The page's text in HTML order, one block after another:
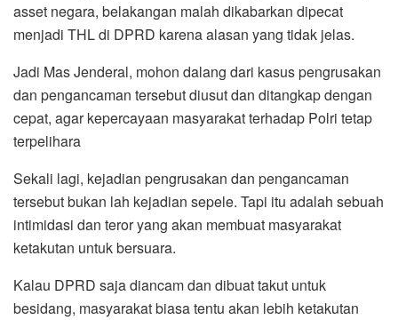
asset negara, belakangan malah dikabarkan dipecat
menjadi THL di DPRD karena alasan yang tidak jelas.
Jadi Mas Jenderal, mohon dalang dari kasus pengrusakan
dan pengancaman tersebut diusut dan ditangkap dengan
cepat, agar kepercayaan masyarakat terhadap Polri tetap
terpelihara
Sekali lagi, kejadian pengrusakan dan pengancaman
tersebut bukan lah kejadian sepele. Tapi itu adalah sebuah
intimidasi dan teror yang akan membuat masyarakat
ketakutan untuk bersuara.
Kalau DPRD saja diancam dan dibuat takut untuk
besidang, masyarakat biasa tentu akan lebih ketakutan